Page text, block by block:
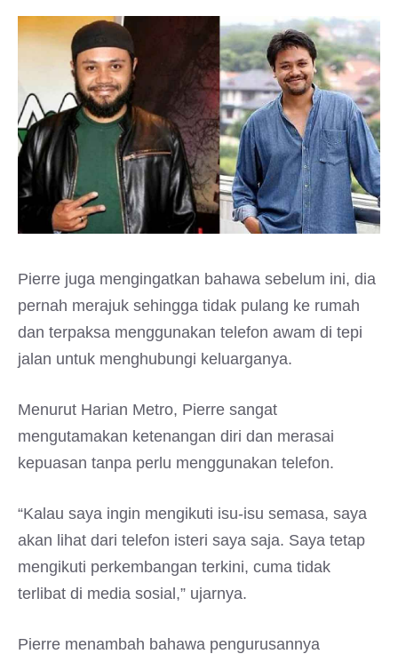
Pierre juga mengingatkan bahawa sebelum ini, dia
pernah merajuk sehingga tidak pulang ke rumah
dan terpaksa menggunakan telefon awam di tepi
jalan untuk menghubungi keluarganya.
Menurut Harian Metro, Pierre sangat
mengutamakan ketenangan diri dan merasai
kepuasan tanpa perlu menggunakan telefon.
“Kalau saya ingin mengikuti isu-isu semasa, saya
akan lihat dari telefon isteri saya saja. Saya tetap
mengikuti perkembangan terkini, cuma tidak
terlibat di media sosial,” ujarnya.
Pierre menambah bahawa pengurusannya